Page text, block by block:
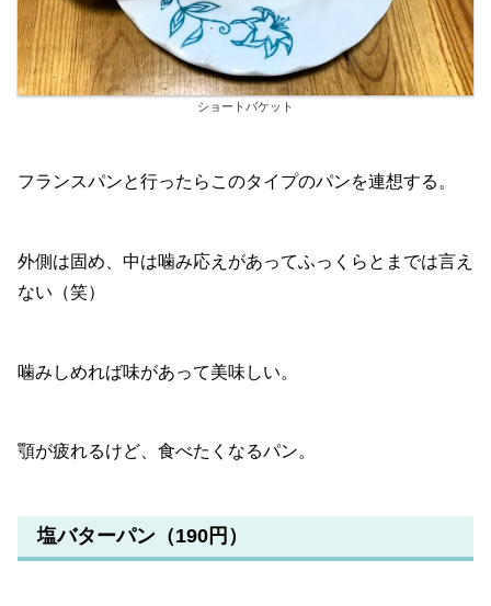
ショートバケット
フランスパンと行ったらこのタイプのパンを連想する。
外側は固め、中は噛み応えがあってふっくらとまでは言え
ない（笑）
噛みしめれば味があって美味しい。
顎が疲れるけど、食べたくなるパン。
塩バターパン（190円）